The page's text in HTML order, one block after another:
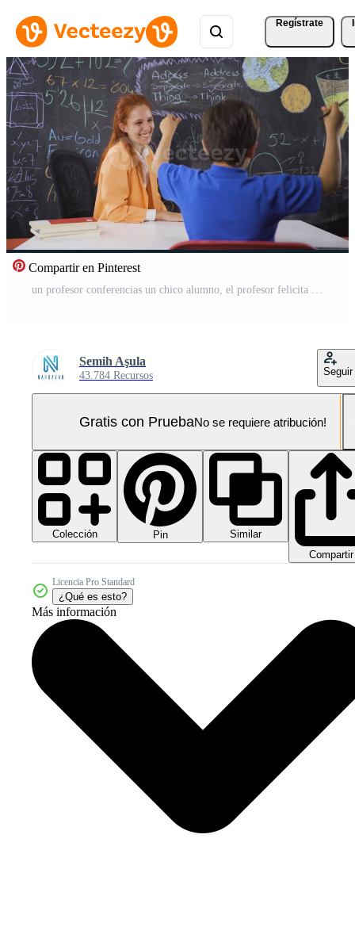
Regístrate
Compartir en Pinterest
un profesor conferencias un chico alumno, el profesor felicita su alumno. Vídeo Pro
Semih Aşula
43.784 Recursos Seguir
Gratis con PruebaNo se requiere atribución!
Colección Pin
Similar
Compartir
Licencia Pro Standard
¿Qué es esto?
Más información